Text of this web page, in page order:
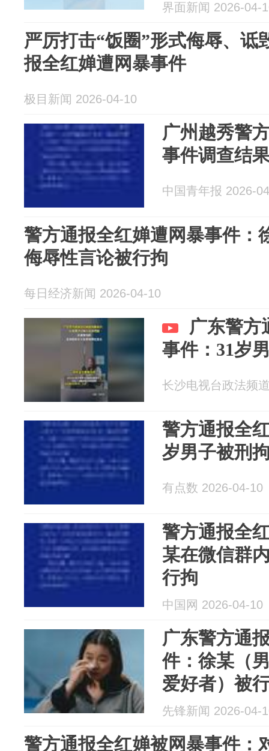
界面新闻 2026-04-
严厉打击“饭圈”形式侮辱、诋
报全红婵遭网暴事件
极目新闻 2026-04-10
广州越秀警
事件调查结
中国青年报 2026-
警方通报全红婵遭网暴事件：
侮辱性言论被行拘
每日经济新闻 2026-04-10
广东警方
事件：31岁
长沙电视台政法频
警方通报全
岁男子被刑
有点数 2026-04-10
警方通报全
某在微信群
行拘
中国网 2026-04-10
广东警方通
件：徐某（
爱好者）被
款
先锋新闻 2026-04-
警方通报全红婵被网暴事件：